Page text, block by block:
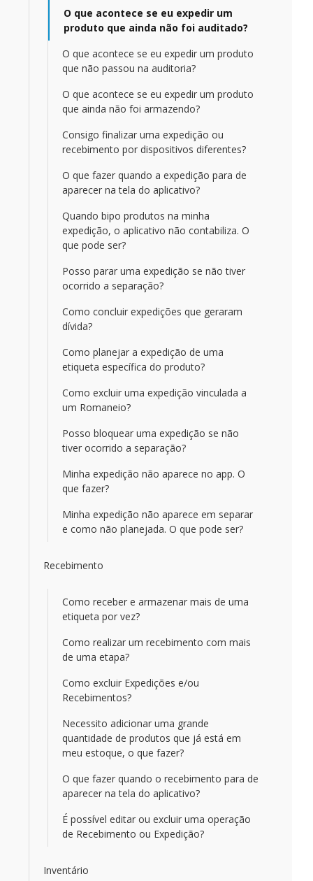
O que acontece se eu expedir um
produto que ainda não foi auditado?
O que acontece se eu expedir um produto
que não passou na auditoria?
O que acontece se eu expedir um produto
que ainda não foi armazendo?
Consigo finalizar uma expedição ou
recebimento por dispositivos diferentes?
O que fazer quando a expedição para de
aparecer na tela do aplicativo?
Quando bipo produtos na minha
expedição, o aplicativo não contabiliza. O
que pode ser?
Posso parar uma expedição se não tiver
ocorrido a separação?
Como concluir expedições que geraram
dívida?
Como planejar a expedição de uma
etiqueta específica do produto?
Como excluir uma expedição vinculada a
um Romaneio?
Posso bloquear uma expedição se não
tiver ocorrido a separação?
Minha expedição não aparece no app. O
que fazer?
Minha expedição não aparece em separar
e como não planejada. O que pode ser?
Recebimento
Como receber e armazenar mais de uma
etiqueta por vez?
Como realizar um recebimento com mais
de uma etapa?
Como excluir Expedições e/ou
Recebimentos?
Necessito adicionar uma grande
quantidade de produtos que já está em
meu estoque, o que fazer?
O que fazer quando o recebimento para de
aparecer na tela do aplicativo?
É possível editar ou excluir uma operação
de Recebimento ou Expedição?
Inventário